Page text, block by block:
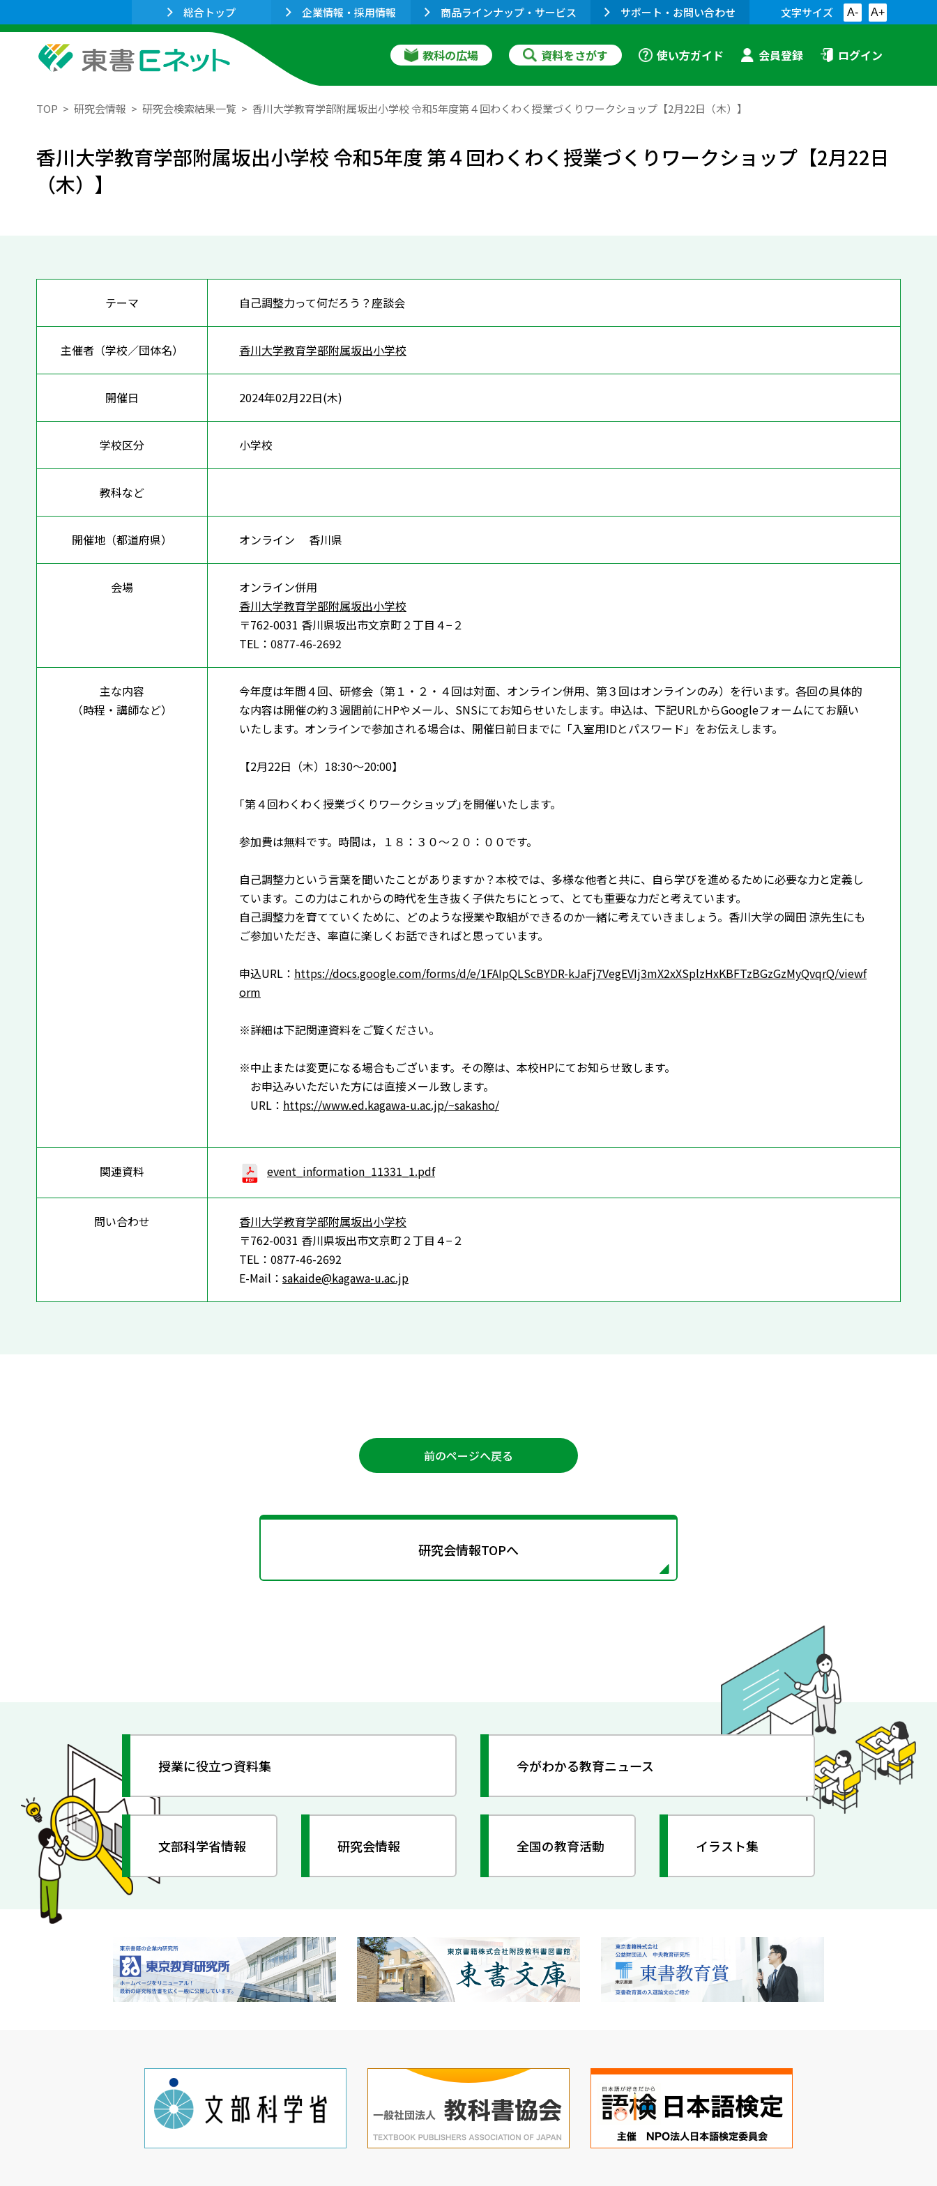
総合トップ 企業情報・採用情報 商品ラインナップ・サービス サポート・お問い合わせ 文字サイズ A- A+
教科の広場 資料をさがす 使い方ガイド 会員登録 ログイン
TOP 研究会情報 研究会検索結果一覧 香川大学教育学部附属坂出小学校 令和5年度第４回わくわく授業づくりワークショップ【2月22日（木）】
香川大学教育学部附属坂出小学校 令和5年度 第４回わくわく授業づくりワークショップ【2月22日
（木）】
テーマ 自己調整力って何だろう？座談会
主催者（学校／団体名） 香川大学教育学部附属坂出小学校
開催日 2024年02月22日(木)
学校区分 小学校
教科など
開催地（都道府県） オンライン 香川県
会場
オンライン併用
香川大学教育学部附属坂出小学校
〒762-0031 香川県坂出市文京町２丁目４−２
TEL：0877-46-2692
主な内容
（時程・講師など）
今年度は年間４回、研修会（第１・２・４回は対面、オンライン併用、第３回はオンラインのみ）を行います。各回の具体的
な内容は開催の約３週間前にHPやメール、SNSにてお知らせいたします。申込は、下記URLからGoogleフォームにてお願い
いたします。オンラインで参加される場合は、開催日前日までに「入室用IDとパスワード」をお伝えします。
【2月22日（木）18:30～20:00】
｢第４回わくわく授業づくりワークショップ｣を開催いたします。
参加費は無料です。時間は，１８：３０～２０：００です。
自己調整力という言葉を聞いたことがありますか？本校では、多様な他者と共に、自ら学びを進めるために必要な力と定義し
ています。この力はこれからの時代を生き抜く子供たちにとって、とても重要な力だと考えています。
自己調整力を育てていくために、どのような授業や取組ができるのか一緒に考えていきましょう。香川大学の岡田 涼先生にも
ご参加いただき、率直に楽しくお話できればと思っています。
申込URL： https://docs.google.com/forms/d/e/1FAIpQLScBYDR-kJaFj7VegEVIj3mX2xXSplzHxKBFTzBGzGzMyQvqrQ/viewf
orm
※詳細は下記関連資料をご覧ください。
※中止または変更になる場合もございます。その際は、本校HPにてお知らせ致します。
お申込みいただいた方には直接メール致します。
URL： https://www.ed.kagawa-u.ac.jp/~sakasho/
関連資料 event_information_11331_1.pdf
問い合わせ
香川大学教育学部附属坂出小学校
〒762-0031 香川県坂出市文京町２丁目４−２
TEL：0877-46-2692
E-Mail： sakaide@kagawa-u.ac.jp
前のページへ戻る
研究会情報TOPへ
授業に役立つ資料集 今がわかる教育ニュース
文部科学省情報 研究会情報 全国の教育活動 イラスト集